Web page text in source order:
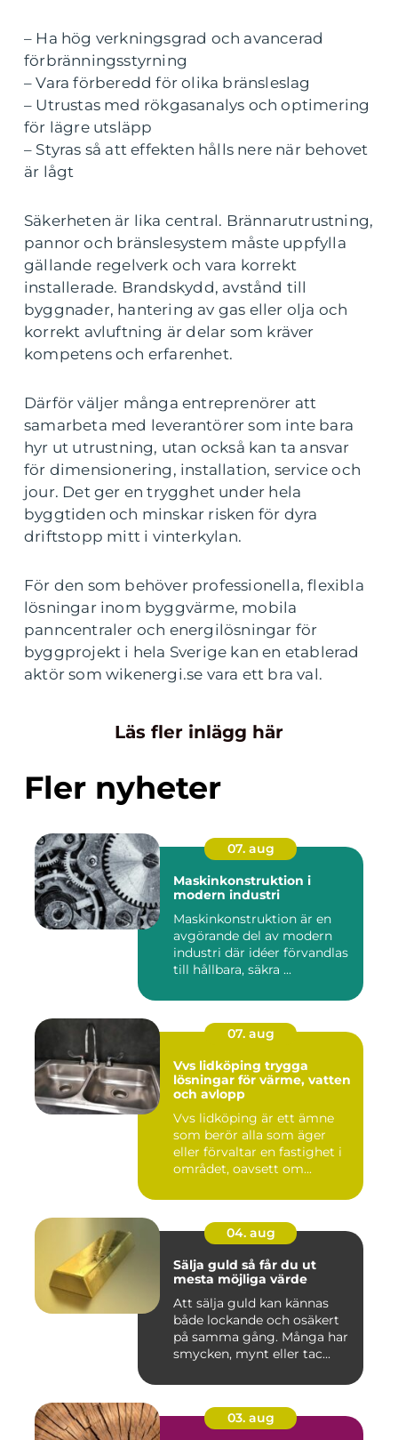
– Ha hög verkningsgrad och avancerad
förbränningsstyrning
– Vara förberedd för olika bränsleslag
– Utrustas med rökgasanalys och optimering
för lägre utsläpp
– Styras så att effekten hålls nere när behovet
är lågt
Säkerheten är lika central. Brännarutrustning,
pannor och bränslesystem måste uppfylla
gällande regelverk och vara korrekt
installerade. Brandskydd, avstånd till
byggnader, hantering av gas eller olja och
korrekt avluftning är delar som kräver
kompetens och erfarenhet.
Därför väljer många entreprenörer att
samarbeta med leverantörer som inte bara
hyr ut utrustning, utan också kan ta ansvar
för dimensionering, installation, service och
jour. Det ger en trygghet under hela
byggtiden och minskar risken för dyra
driftstopp mitt i vinterkylan.
För den som behöver professionella, flexibla
lösningar inom byggvärme, mobila
panncentraler och energilösningar för
byggprojekt i hela Sverige kan en etablerad
aktör som wikenergi.se vara ett bra val.
Läs fler inlägg här
Fler nyheter
07. aug
Maskinkonstruktion i
modern industri
Maskinkonstruktion är en
avgörande del av modern
industri där idéer förvandlas
till hållbara, säkra ...
07. aug
Vvs lidköping trygga
lösningar för värme, vatten
och avlopp
Vvs lidköping är ett ämne
som berör alla som äger
eller förvaltar en fastighet i
området, oavsett om...
04. aug
Sälja guld så får du ut
mesta möjliga värde
Att sälja guld kan kännas
både lockande och osäkert
på samma gång. Många har
smycken, mynt eller tac...
03. aug